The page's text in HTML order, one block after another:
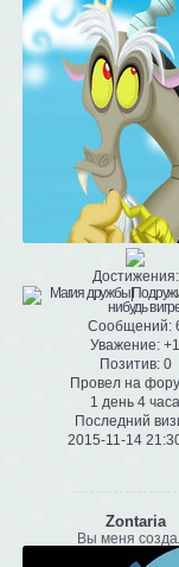
Достижения:
Сообщений:
Уважение: +1
Позитив: 0
Провел на
1 день 4 часа
Последний
2015-11-14
Zontaria
Вы меня